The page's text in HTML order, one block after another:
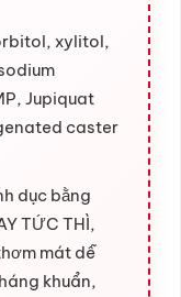
xylitol,
Jupiquat
caster
dục bằng
TỨC THÌ,
mát dễ
khuẩn,